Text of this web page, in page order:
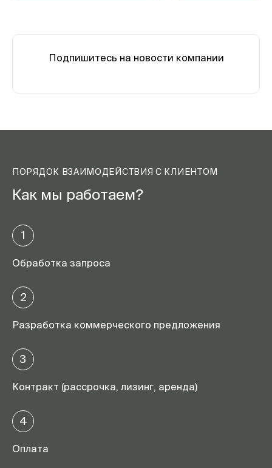
Подпишитесь на новости компании
ПОРЯДОК ВЗАИМОДЕЙСТВИЯ С КЛИЕНТОМ
Как мы работаем?
1
Обработка запроса
2
Разработка коммерческого предложения
3
Контракт (рассрочка, лизинг, аренда)
4
Оплата